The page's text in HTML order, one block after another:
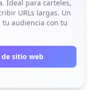
Ideal para carteles,
URLs largas. Un
tu audiencia con tu
de sitio web